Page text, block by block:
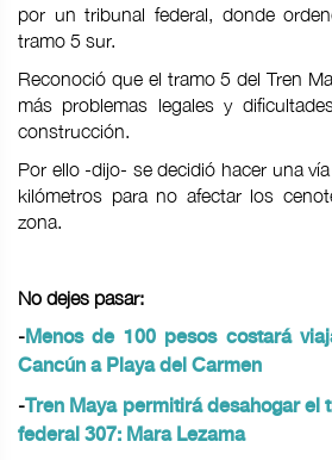
por un tribunal federal, donde
tramo 5 sur.
Reconoció que el tramo 5 del Tren
más problemas legales y
construcción.
Por ello -dijo- se decidió hacer una
kilómetros para no afectar los
zona.
No dejes pasar:
-Menos de 100 pesos costará
Cancún a Playa del Carmen
-Tren Maya permitirá desahogar el
federal 307: Mara Lezama